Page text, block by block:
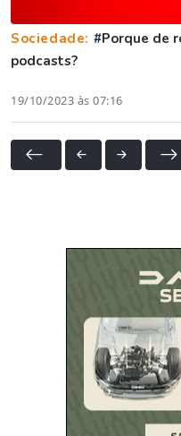
Sociedade: #Porque de
podcasts?
19/10/2023 às 07:16